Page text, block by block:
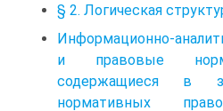
§ 2. Логическая
Информационно-
и правовые
содержащиеся в
нормативных